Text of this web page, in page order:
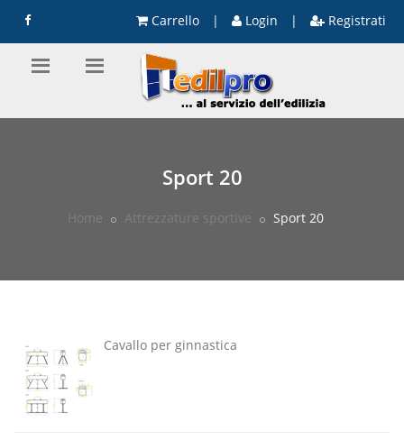
Carrello | Login | Registrati
Sport 20
Home Attrezzature sportive Sport 20
Cavallo per ginnastica